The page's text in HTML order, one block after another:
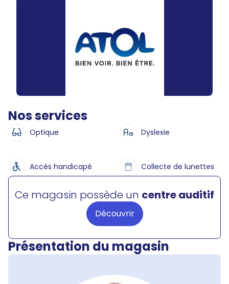
Nos services
Optique Dyslexie
Accès handicapé Collecte de lunettes
Ce magasin possède un centre auditif
Découvrir
Présentation du magasin